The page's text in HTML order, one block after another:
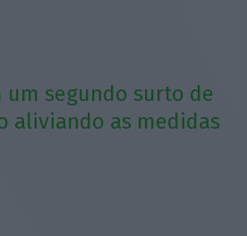
um segundo surto de
aliviando as medidas